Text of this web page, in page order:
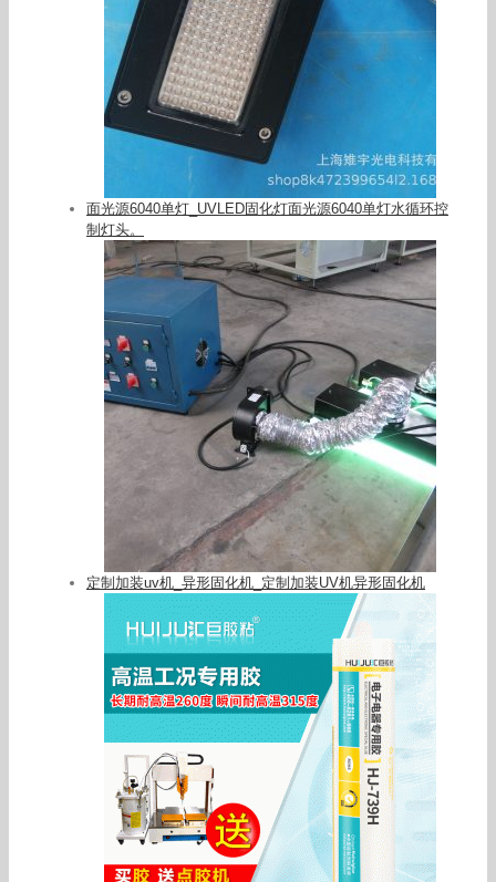
面光源6040单灯_UVLED固化灯面光源6040单灯水循环控
制灯头。
定制加装uv机_异形固化机_定制加装UV机异形固化机